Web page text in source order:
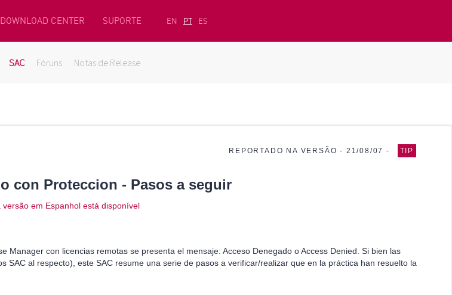
DOWNLOAD CENTER SUPORTE EN PT ES
SAC Fóruns Notas de Release